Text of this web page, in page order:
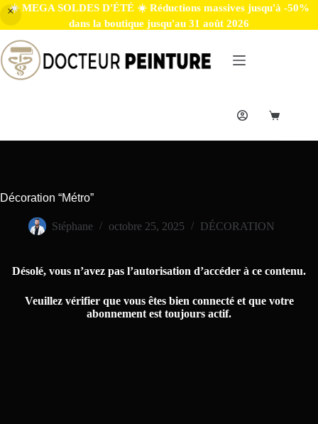
☀️ MEGA SOLDES D'ÉTÉ ☀️ Réductions massives jusqu'à -50%
dans la boutique jusqu'au 31 août 2026
Décoration “Métro”
Stéphane octobre 25, 2025 DÉCORATION
Désolé, vous n’avez pas l’autorisation d’accéder à ce contenu.
Veuillez vérifier que vous êtes bien connecté et que votre
abonnement est toujours actif.